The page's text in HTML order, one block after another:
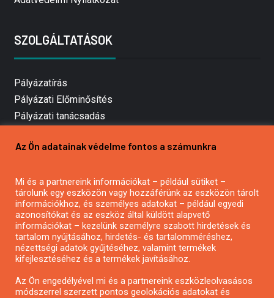
SZOLGÁLTATÁSOK
Pályázatírás
Pályázati Előminősítés
Pályázati tanácsadás
Mezőgazdasági pályázatírás
Pályázatírás civil szervezeteknek
Pályázatírás önkormányzatoknak
Pályázatfigyelés
Specifikus pályázatfigyelés vagy hírlevél
Az Ön adatainak védelme fontos a számunkra
Mi és a partnereink információkat – például sütiket –
tárolunk egy eszközön vagy hozzáférünk az eszközön tárolt
információkhoz, és személyes adatokat – például egyedi
azonosítókat és az eszköz által küldött alapvető
információkat – kezelünk személyre szabott hirdetések és
tartalom nyújtásához, hirdetés- és tartalomméréshez,
nézettségi adatok gyűjtéséhez, valamint termékek
kifejlesztéséhez és a termékek javításához.
Az Ön engedélyével mi és a partnereink eszközleolvasásos
módszerrel szerzett pontos geolokációs adatokat és